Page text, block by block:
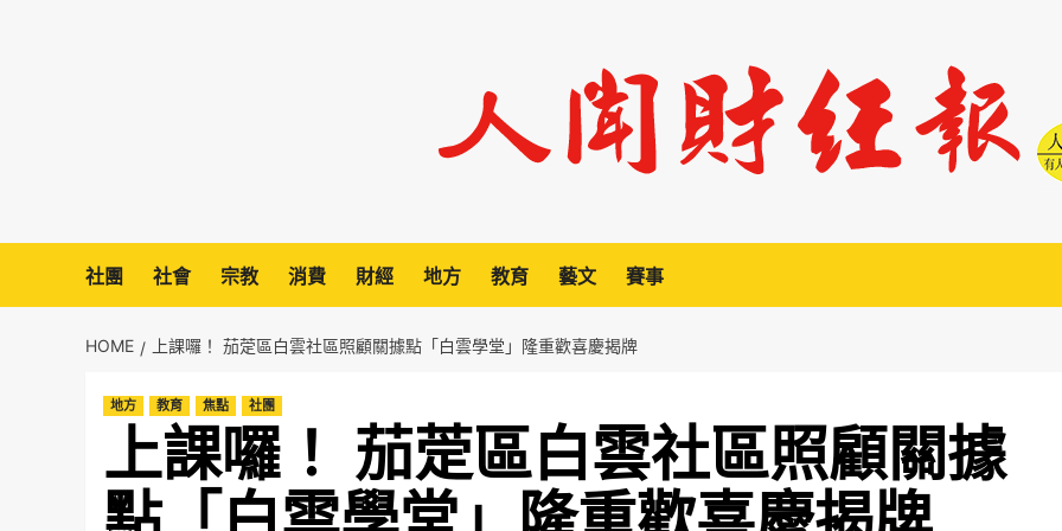
社團 社會 宗教 消費 財經 地方 教育 藝文 賽事
HOME 上課囉！ 茄萣區白雲社區照顧關據點「白雲學堂」隆重歡喜慶揭牌
地方 教育 焦點 社團
上課囉！ 茄萣區白雲社區照顧關據